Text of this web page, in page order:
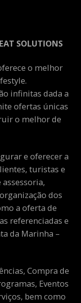
SOLUTIONS
o melhor
infinitas dada a
ofertas únicas
o melhor de
e oferecer a
turistas e
dos
a oferta de
referenciadas e
da Marinha –
Compra de
Eventos
bem como